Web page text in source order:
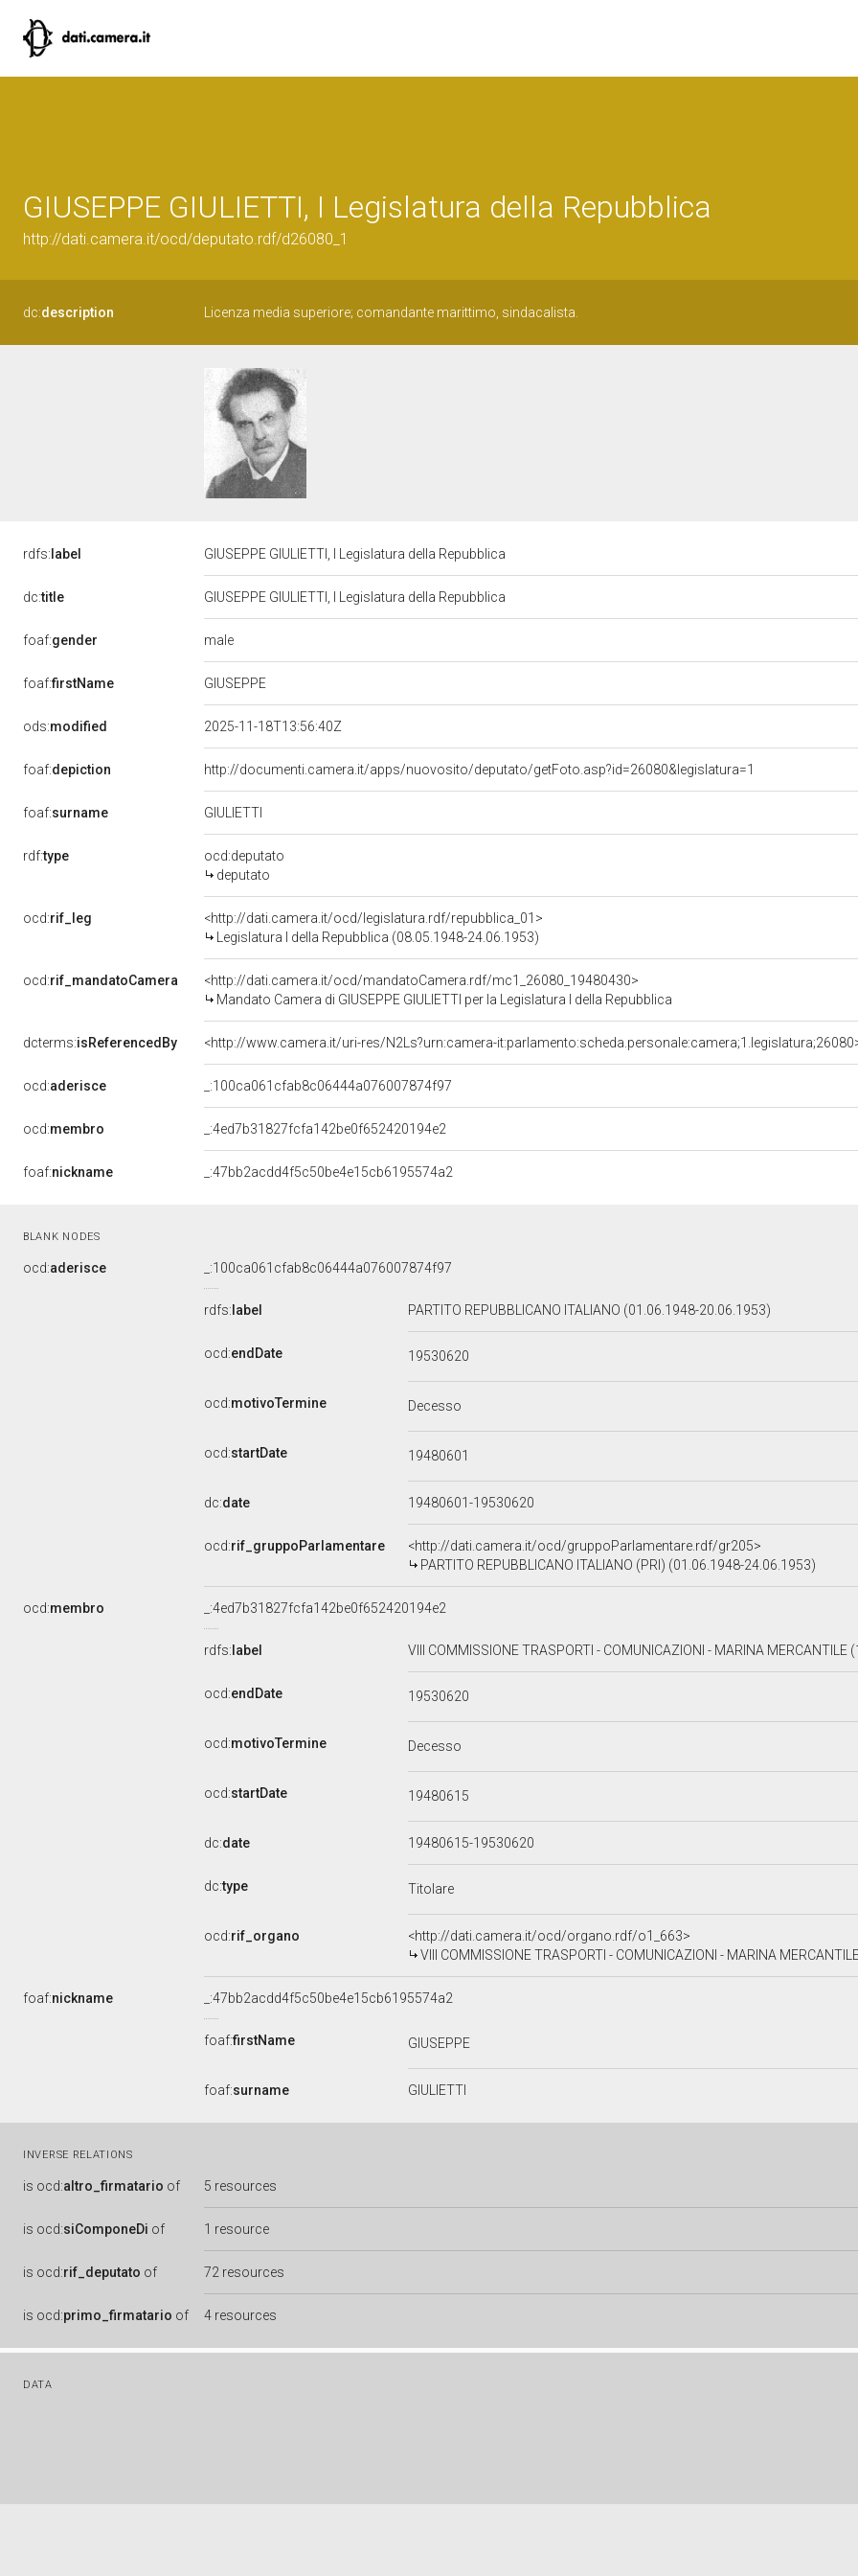
GIUSEPPE GIULIETTI, I Legislatura della Repubblica
http://dati.camera.it/ocd/deputato.rdf/d26080_1
dc:description Licenza media superiore; comandante marittimo, sindacalista.
rdfs: label GIUSEPPE GIULIETTI, I Legislatura della Repubblica
dc:title GIUSEPPE GIULIETTI, I Legislatura della Repubblica
foaf:gender male
foaf:firstName GIUSEPPE
ods:modified 2025-11-18T13:56:40Z
foaf:depiction http://documenti.camera.it/apps/nuovosito/deputato/getFoto.asp?id=26080&legislatura=1
foaf:surname GIULIETTI
rdf:type
ocd:deputato
deputato
ocd:rif_leg
<http://dati.camera.it/ocd/legislatura.rdf/repubblica_01>
Legislatura I della Repubblica (08.05.1948-24.06.1953)
ocd:rif_mandatoCamera
<http://dati.camera.it/ocd/mandatoCamera.rdf/mc1_26080_19480430>
Mandato Camera di GIUSEPPE GIULIETTI per la Legislatura I della Repubblica
dcterms:isReferencedBy <http://www.camera.it/uri-res/N2Ls?urn:camera-
ocd:aderisce _:100ca061cfab8c06444a076007874f97
ocd:membro _:4ed7b31827fcfa142be0f652420194e2
foaf:nickname _:47bb2acdd4f5c50be4e15cb6195574a2
BLANK NODES
ocd:aderisce _:100ca061cfab8c06444a076007874f97
rdfs: label PARTITO REPUBBLICANO ITALIANO (01.06.1948-20.06.1953)
ocd:endDate 19530620
ocd:motivoTermine Decesso
ocd:startDate 19480601
dc:date 19480601-19530620
ocd:rif_gruppoParlamentare
<http://dati.camera.it/ocd/gruppoParlamentare.rdf/gr205>
PARTITO REPUBBLICANO ITALIANO (PRI) (01.06.1948-24.06.1953)
ocd:membro _:4ed7b31827fcfa142be0f652420194e2
rdfs: label VIII COMMISSIONE TRASPORTI - COMUNICAZIONI - MARINA
ocd:endDate 19530620
ocd:motivoTermine Decesso
ocd:startDate 19480615
dc:date 19480615-19530620
dc:type Titolare
ocd:rif_organo
<http://dati.camera.it/ocd/organo.rdf/o1_663>
VIII COMMISSIONE TRASPORTI - COMUNICAZIONI - MARINA
foaf:nickname _:47bb2acdd4f5c50be4e15cb6195574a2
foaf:firstName GIUSEPPE
foaf:surname GIULIETTI
INVERSE RELATIONS
is ocd:altro_firmatario of 5 resources
is ocd:siComponeDi of 1 resource
is ocd:rif_deputato of 72 resources
is ocd:primo_firmatario of 4 resources
DATA